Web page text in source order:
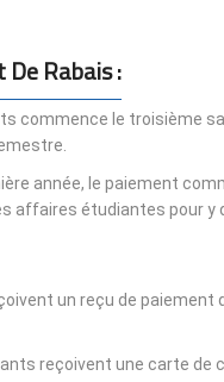
Rabais :
commence le troisième
année, le paiement
affaires étudiantes pour
un reçu de
reçoivent une carte